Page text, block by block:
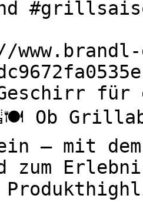
für
Ob
– mit
zum